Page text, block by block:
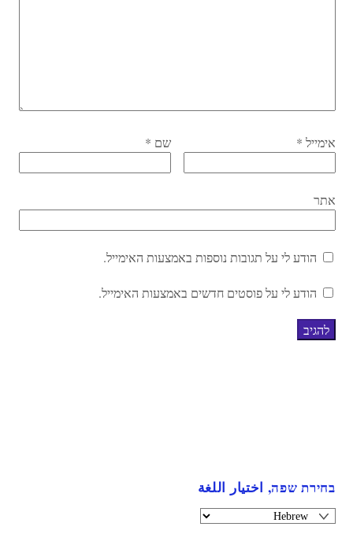
שם * אימייל *
אתר
הודע לי על תגובות נוספות באמצעות האימייל.
הודע לי על פוסטים חדשים באמצעות האימייל.
בחירת שפה, اختيار اللغة